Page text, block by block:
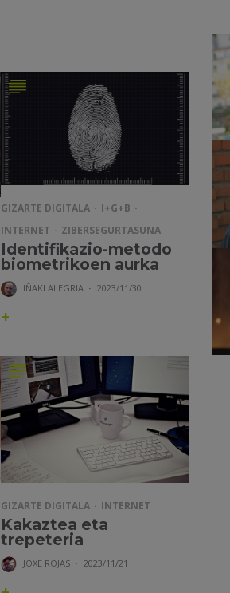
GIZARTE DIGITALA
I+G+B
INTERNET
ZIBERSEGURTASUNA
Identifikazio-metodo
biometrikoen aurka
IÑAKI ALEGRIA · 2023/11/30
+
GIZARTE DIGITALA INTERNET
Kakaztea eta
trepeteria
JOXE ROJAS · 2023/11/21